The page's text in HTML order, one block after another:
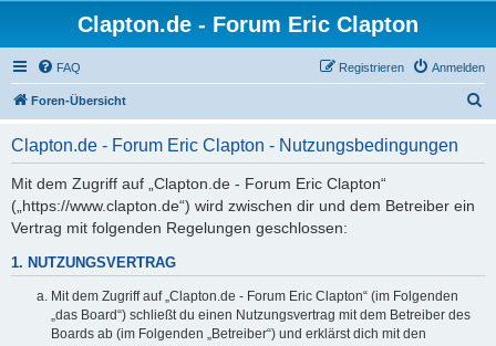
Clapton.de - Forum Eric Clapton
FAQ Anmelden
Registrieren
Foren-Übersicht
Clapton.de - Forum Eric Clapton - Nutzungsbedingungen
Mit dem Zugriff auf „Clapton.de - Forum Eric Clapton“
(„https://www.clapton.de“) wird zwischen dir und dem Betreiber ein
Vertrag mit folgenden Regelungen geschlossen:
1. NUTZUNGSVERTRAG
Mit dem Zugriff auf „Clapton.de - Forum Eric Clapton“ (im Folgenden
„das Board“) schließt du einen Nutzungsvertrag mit dem Betreiber des
Boards ab (im Folgenden „Betreiber“) und erklärst dich mit den